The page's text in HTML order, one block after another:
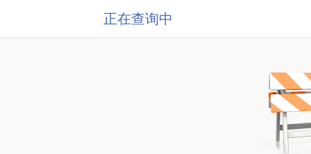
正在查询中